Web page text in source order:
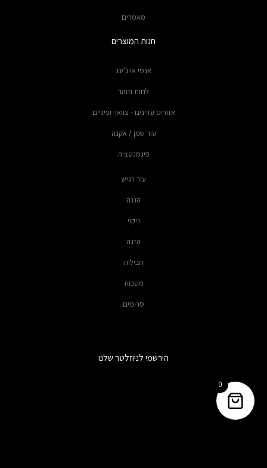
מאמרים
חנות המוצרים
אנטי אייג'ינג
לחות וזוהר
אזורים עדינים - צוואר ועיניים
עור שמן / אקנה
פיגמנטציה
עור רגיש
הגנה
ניקוי
הזנה
חבילות
מסכות
סרומים
הירשמי לניוזלטר שלנו
0